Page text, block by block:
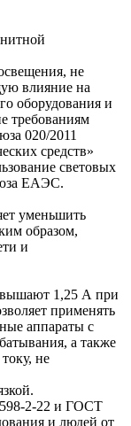
не
влияние на
оборудования и
требованиям
020/2011
средств»
световых
ЕАЭС.
уменьшить
образом,
и
1,25 А при
применять
аппараты с
а также
не
2-22 и ГОСТ
и людей от